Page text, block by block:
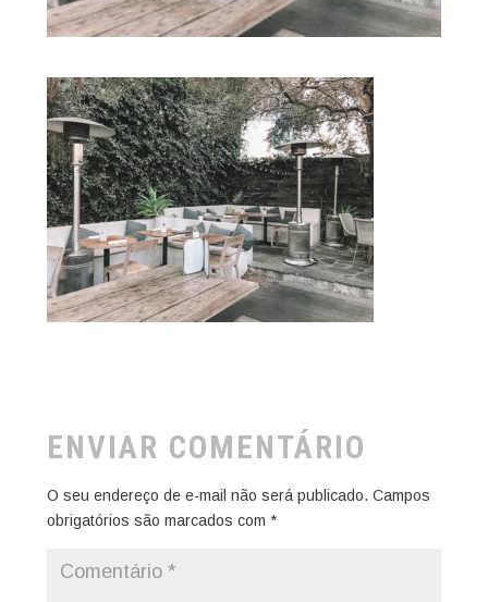
ENVIAR COMENTÁRIO
O seu endereço de e-mail não será publicado. Campos
obrigatórios são marcados com *